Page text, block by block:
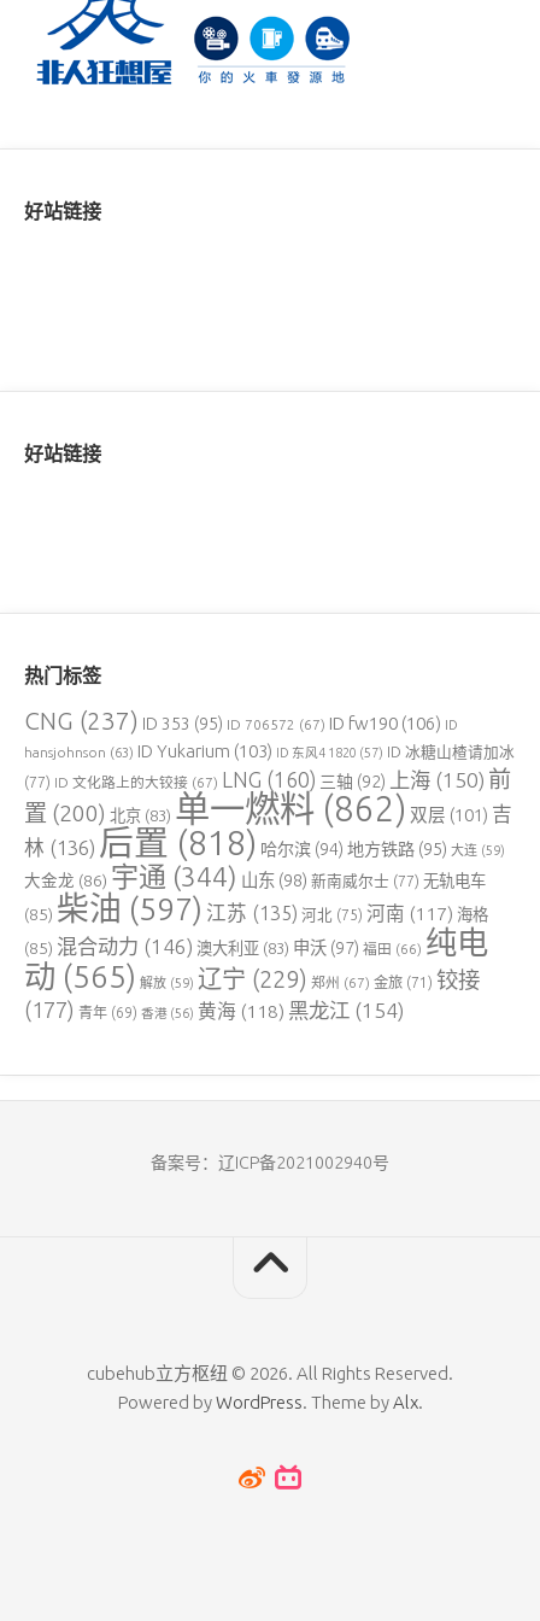
好站链接
好站链接
热门标签
CNG (237) ID 353 (95) ID 706572 (67) ID fw190 (106) ID
hansjohnson (63) ID Yukarium (103) ID 东风4 1820 (57) ID 冰糖山楂请加冰
(77) ID 文化路上的大铰接 (67) LNG (160) 三轴 (92) 上海 (150) 前
置 (200) 北京 (83) 单一燃料 (862) 双层 (101) 吉
林 (136) 后置 (818) 哈尔滨 (94) 地方铁路 (95) 大连 (59)
大金龙 (86) 宇通 (344) 山东 (98) 新南威尔士 (77) 无轨电车
(85) 柴油 (597) 江苏 (135) 河北 (75) 河南 (117) 海格
(85) 混合动力 (146) 澳大利亚 (83) 申沃 (97) 福田 (66) 纯电
动 (565) 解放 (59) 辽宁 (229) 郑州 (67) 金旅 (71) 铰接
(177) 青年 (69) 香港 (56) 黄海 (118) 黑龙江 (154)
备案号：辽ICP备2021002940号
cubehub立方枢纽 © 2026. All Rights Reserved.
Powered byWordPress. Theme byAlx.